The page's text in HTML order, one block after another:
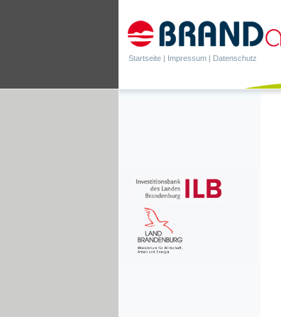
Startseite | Impressum | Datenschutz